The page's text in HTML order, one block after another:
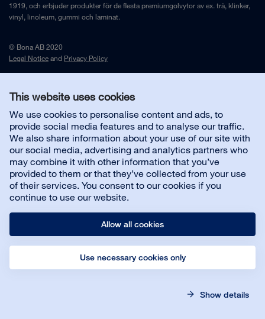
This website uses cookies
We use cookies to personalise content and ads, to
provide social media features and to analyse our traffic.
We also share information about your use of our site with
our social media, advertising and analytics partners who
may combine it with other information that you’ve
provided to them or that they’ve collected from your use
of their services. You consent to our cookies if you
continue to use our website.
Allow all cookies
Use necessary cookies only
Show details
1919, och erbjuder produkter för de flesta premiumgolvytor av ex. trä, klinker,
vinyl, linoleum, gummi och laminat.
© Bona AB 2020
Legal Noticeand Privacy Policy
Kontakta oss
Kundsupport
Om Bona